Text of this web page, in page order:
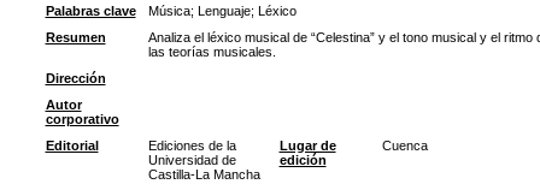
Palabras clave
Música; Lenguaje; Léxico
Resumen
Analiza el léxico musical de “Celestina” y el tono musical y el
las teorías musicales.
Dirección
Autor
corporativo
Editorial
Ediciones de la
Universidad de
Castilla-La Mancha
Lugar de
edición
Cuenca